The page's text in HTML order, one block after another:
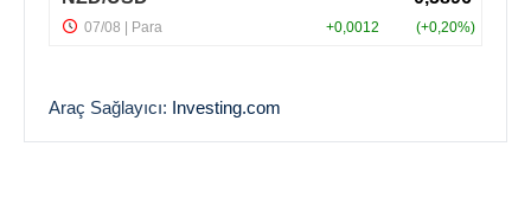
Araç Sağlayıcı: Investing.com